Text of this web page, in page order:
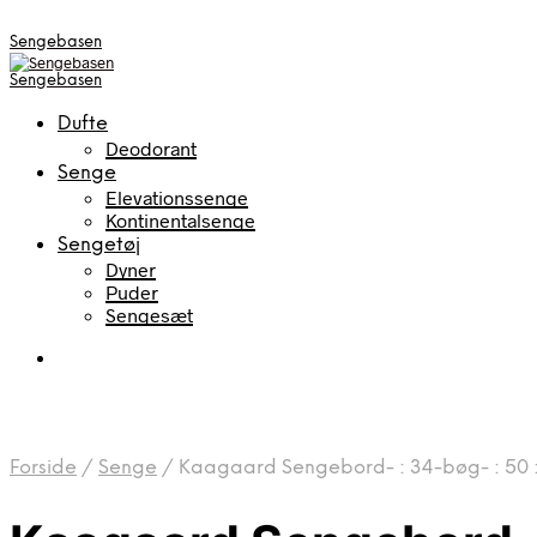
Sengebasen
Sengebasen
Dufte
Deodorant
Senge
Elevationssenge
Kontinentalsenge
Sengetøj
Dyner
Puder
Sengesæt
Forside / Senge / Kaagaard Sengebord- : 34-bøg- : 50